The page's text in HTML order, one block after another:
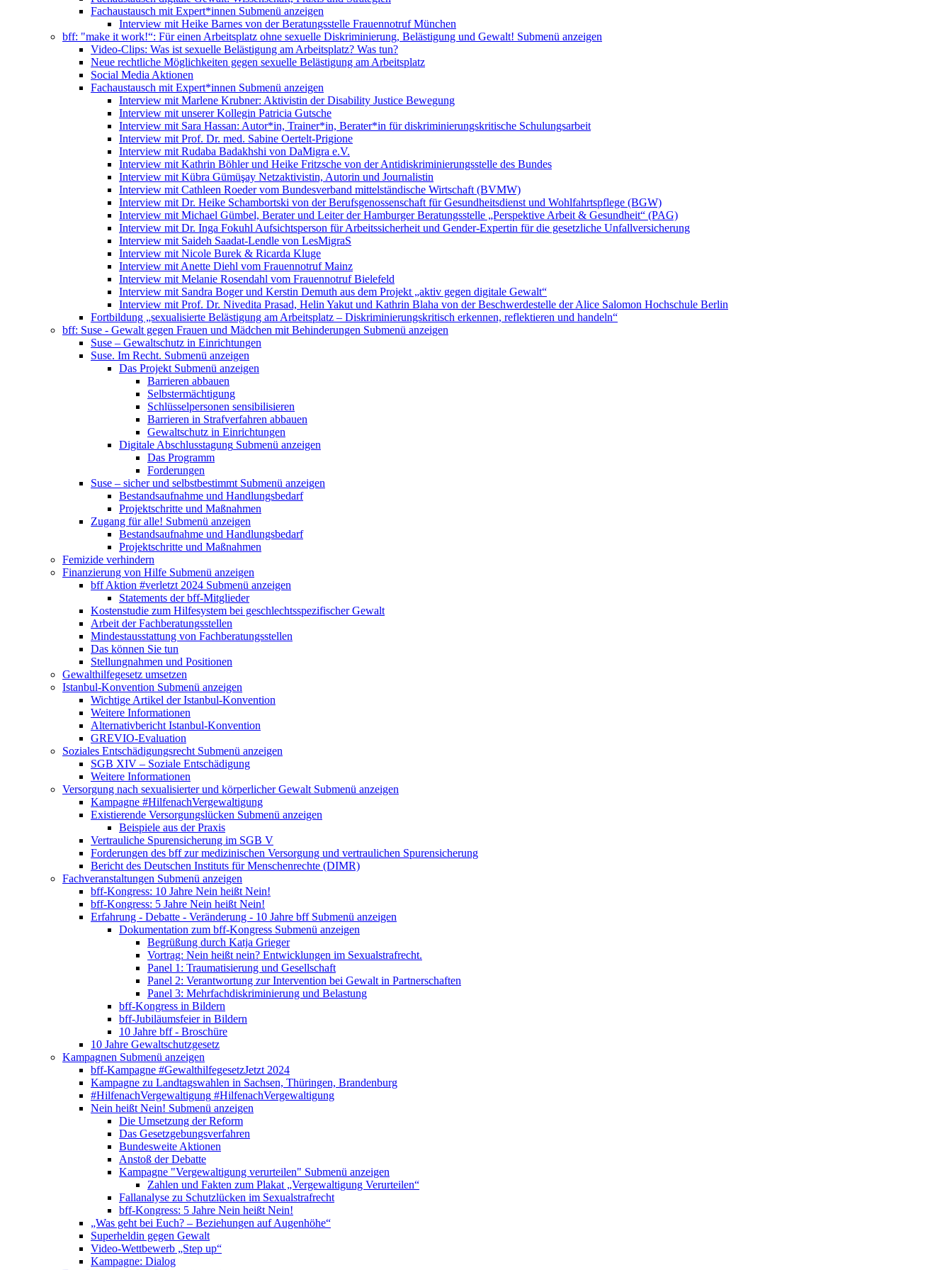
Fachaustausch mit Expert*innen Submenü anzeigen
Interview mit Heike Barnes von der Beratungsstelle Frauennotruf München
bff: "make it work!“: Für einen Arbeitsplatz ohne sexuelle Diskriminierung, Belästigung und Gewalt! Submenü anzeigen
Video-Clips: Was ist sexuelle Belästigung am Arbeitsplatz? Was tun?
Neue rechtliche Möglichkeiten gegen sexuelle Belästigung am Arbeitsplatz
Social Media Aktionen
Fachaustausch mit Expert*innen Submenü anzeigen
Interview mit Marlene Krubner: Aktivistin der Disability Justice Bewegung
Interview mit unserer Kollegin Patricia Gutsche
Interview mit Sara Hassan: Autor*in, Trainer*in, Berater*in für diskriminierungskritische Schulungsarbeit
Interview mit Prof. Dr. med. Sabine Oertelt-Prigione
Interview mit Rudaba Badakhshi von DaMigra e.V.
Interview mit Kathrin Böhler und Heike Fritzsche von der Antidiskriminierungsstelle des Bundes
Interview mit Kübra Gümüşay Netzaktivistin, Autorin und Journalistin
Interview mit Cathleen Roeder vom Bundesverband mittelständische Wirtschaft (BVMW)
Interview mit Dr. Heike Schambortski von der Berufsgenossenschaft für Gesundheitsdienst und Wohlfahrtspflege (BGW)
Interview mit Michael Gümbel, Berater und Leiter der Hamburger Beratungsstelle „Perspektive Arbeit & Gesundheit“ (PAG)
Interview mit Dr. Inga Fokuhl Aufsichtsperson für Arbeitssicherheit und Gender-Expertin für die gesetzliche Unfallversicherung
Interview mit Saideh Saadat-Lendle von LesMigraS
Interview mit Nicole Burek & Ricarda Kluge
Interview mit Anette Diehl vom Frauennotruf Mainz
Interview mit Melanie Rosendahl vom Frauennotruf Bielefeld
Interview mit Sandra Boger und Kerstin Demuth aus dem Projekt „aktiv gegen digitale Gewalt“
Interview mit Prof. Dr. Nivedita Prasad, Helin Yakut und Kathrin Blaha von der Beschwerdestelle der Alice Salomon Hochschule Berlin
Fortbildung „sexualisierte Belästigung am Arbeitsplatz – Diskriminierungskritisch erkennen, reflektieren und handeln“
bff: Suse - Gewalt gegen Frauen und Mädchen mit Behinderungen Submenü anzeigen
Suse – Gewaltschutz in Einrichtungen
Suse. Im Recht. Submenü anzeigen
Das Projekt Submenü anzeigen
Barrieren abbauen
Selbstermächtigung
Schlüsselpersonen sensibilisieren
Barrieren in Strafverfahren abbauen
Gewaltschutz in Einrichtungen
Digitale Abschlusstagung Submenü anzeigen
Das Programm
Forderungen
Suse – sicher und selbstbestimmt Submenü anzeigen
Bestandsaufnahme und Handlungsbedarf
Projektschritte und Maßnahmen
Zugang für alle! Submenü anzeigen
Bestandsaufnahme und Handlungsbedarf
Projektschritte und Maßnahmen
Femizide verhindern
Finanzierung von Hilfe Submenü anzeigen
bff Aktion #verletzt 2024 Submenü anzeigen
Statements der bff-Mitglieder
Kostenstudie zum Hilfesystem bei geschlechtsspezifischer Gewalt
Arbeit der Fachberatungsstellen
Mindestausstattung von Fachberatungsstellen
Das können Sie tun
Stellungnahmen und Positionen
Gewalthilfegesetz umsetzen
Istanbul-Konvention Submenü anzeigen
Wichtige Artikel der Istanbul-Konvention
Weitere Informationen
Alternativbericht Istanbul-Konvention
GREVIO-Evaluation
Soziales Entschädigungsrecht Submenü anzeigen
SGB XIV – Soziale Entschädigung
Weitere Informationen
Versorgung nach sexualisierter und körperlicher Gewalt Submenü anzeigen
Kampagne #HilfenachVergewaltigung
Existierende Versorgungslücken Submenü anzeigen
Beispiele aus der Praxis
Vertrauliche Spurensicherung im SGB V
Forderungen des bff zur medizinischen Versorgung und vertraulichen Spurensicherung
Bericht des Deutschen Instituts für Menschenrechte (DIMR)
Fachveranstaltungen Submenü anzeigen
bff-Kongress: 10 Jahre Nein heißt Nein!
bff-Kongress: 5 Jahre Nein heißt Nein!
Erfahrung - Debatte - Veränderung - 10 Jahre bff Submenü anzeigen
Dokumentation zum bff-Kongress Submenü anzeigen
Begrüßung durch Katja Grieger
Vortrag: Nein heißt nein? Entwicklungen im Sexualstrafrecht.
Panel 1: Traumatisierung und Gesellschaft
Panel 2: Verantwortung zur Intervention bei Gewalt in Partnerschaften
Panel 3: Mehrfachdiskriminierung und Belastung
bff-Kongress in Bildern
bff-Jubiläumsfeier in Bildern
10 Jahre bff - Broschüre
10 Jahre Gewaltschutzgesetz
Kampagnen Submenü anzeigen
bff-Kampagne #GewalthilfegesetzJetzt 2024
Kampagne zu Landtagswahlen in Sachsen, Thüringen, Brandenburg
#HilfenachVergewaltigung #HilfenachVergewaltigung
Nein heißt Nein! Submenü anzeigen
Die Umsetzung der Reform
Das Gesetzgebungsverfahren
Bundesweite Aktionen
Anstoß der Debatte
Kampagne "Vergewaltigung verurteilen" Submenü anzeigen
Zahlen und Fakten zum Plakat „Vergewaltigung Verurteilen“
Fallanalyse zu Schutzlücken im Sexualstrafrecht
bff-Kongress: 5 Jahre Nein heißt Nein!
„Was geht bei Euch? – Beziehungen auf Augenhöhe“
Superheldin gegen Gewalt
Video-Wettbewerb „Step up“
Kampagne: Dialog